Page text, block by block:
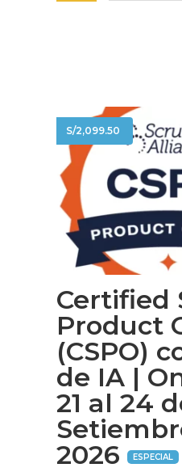
S/2,099.50
Certified
Product
(CSPO)
de IA |
21 al 24
2026
ESPECIAL